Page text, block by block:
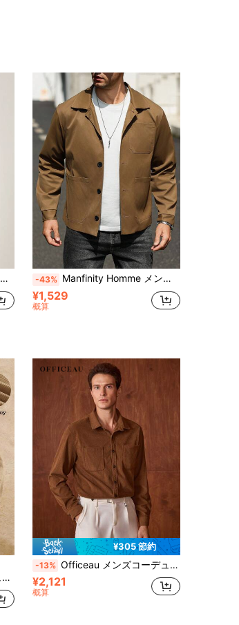
-43% Manfinity Homme メンズカジュアル無地長袖シングルブレストシャツジャケット、マルチポケット、ブラウンジャケット、メンズシャツジャケット、タンジャケットメンズ、秋メンズトップス
¥1,529
概算
¥305 節約
-13% Officeau メンズコーデュロイカジュアルシャツジャケット、ラペル襟ボタン長袖カーディガン、デュアルポケット、デイリーカジュアル、ファッション、通勤、ストリートスタイル、春秋シーズン向け
¥2,121
概算